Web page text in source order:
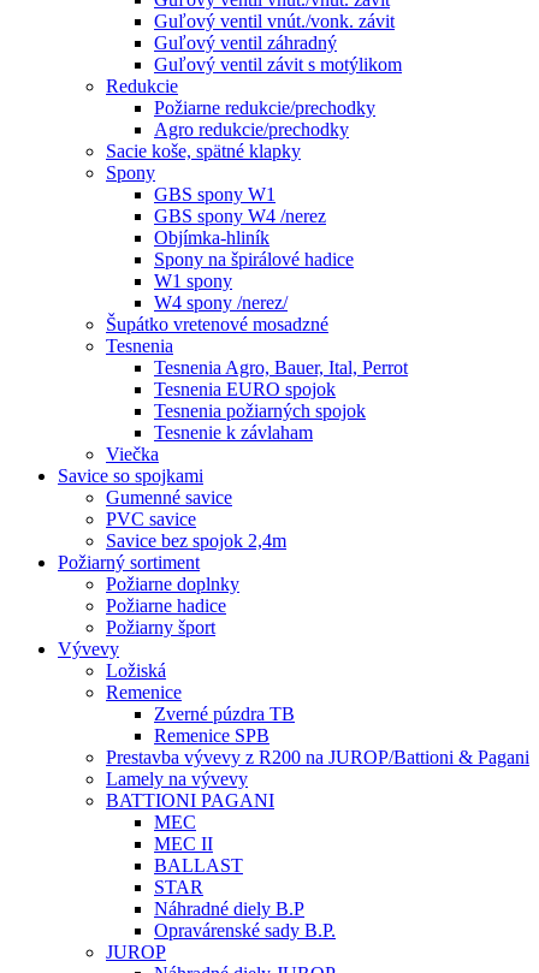
Guľový ventil vnút./vonk. závit
Guľový ventil záhradný
Guľový ventil závit s motýlikom
Redukcie
Požiarne redukcie/prechodky
Agro redukcie/prechodky
Sacie koše, spätné klapky
Spony
GBS spony W1
GBS spony W4 /nerez
Objímka-hliník
Spony na špirálové hadice
W1 spony
W4 spony /nerez/
Šupátko vretenové mosadzné
Tesnenia
Tesnenia Agro, Bauer, Ital, Perrot
Tesnenia EURO spojok
Tesnenia požiarných spojok
Tesnenie k závlaham
Viečka
Savice so spojkami
Gumenné savice
PVC savice
Savice bez spojok 2,4m
Požiarný sortiment
Požiarne doplnky
Požiarne hadice
Požiarny šport
Vývevy
Ložiská
Remenice
Zverné púzdra TB
Remenice SPB
Prestavba vývevy z R200 na JUROP/Battioni & Pagani
Lamely na vývevy
BATTIONI PAGANI
MEC
MEC II
BALLAST
STAR
Náhradné diely B.P
Opravárenské sady B.P.
JUROP